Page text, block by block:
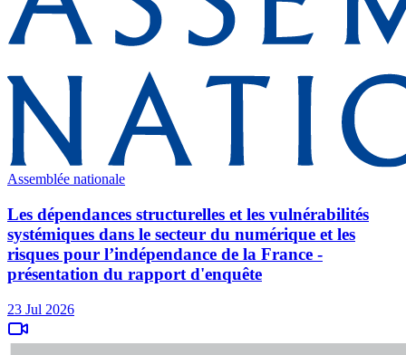
Assemblée nationale
Les dépendances structurelles et les vulnérabilités
systémiques dans le secteur du numérique et les
risques pour l’indépendance de la France -
présentation du rapport d'enquête
23 Jul 2026